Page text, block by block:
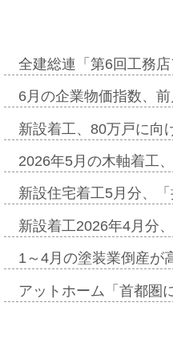
全建総連「第6回工務
6月の企業物価指数、
新設着工、80万戸に向
2026年5月の木軸着工
新設住宅着工5月分、
新設着工2026年4月分
1～4月の塗装業倒産が
アットホーム「首都圏